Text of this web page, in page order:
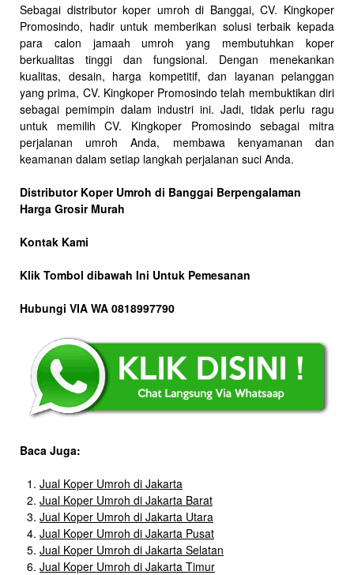
Sebagai distributor koper umroh di Banggai, CV. Kingkoper
Promosindo, hadir untuk memberikan solusi terbaik kepada
para calon jamaah umroh yang membutuhkan koper
berkualitas tinggi dan fungsional. Dengan menekankan
kualitas, desain, harga kompetitif, dan layanan pelanggan
yang prima, CV. Kingkoper Promosindo telah membuktikan diri
sebagai pemimpin dalam industri ini. Jadi, tidak perlu ragu
untuk memilih CV. Kingkoper Promosindo sebagai mitra
perjalanan umroh Anda, membawa kenyamanan dan
keamanan dalam setiap langkah perjalanan suci Anda.
Distributor Koper Umroh di Banggai Berpengalaman
Harga Grosir Murah
Kontak Kami
Klik Tombol dibawah Ini Untuk Pemesanan
Hubungi VIA WA 0818997790
Baca Juga:
Jual Koper Umroh di Jakarta
Jual Koper Umroh di Jakarta Barat
Jual Koper Umroh di Jakarta Utara
Jual Koper Umroh di Jakarta Pusat
Jual Koper Umroh di Jakarta Selatan
Jual Koper Umroh di Jakarta Timur